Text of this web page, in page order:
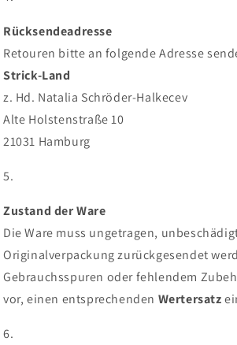
Rücksendeadresse
Retouren bitte an folgende Adresse
Strick-Land
z. Hd. Natalia Schröder-Halkecev
Alte Holstenstraße 10
21031 Hamburg
Zustand der Ware
Die Ware muss ungetragen,
Originalverpackung zurückgesendet
Gebrauchsspuren oder fehlendem
vor, einen entsprechenden Wertersatz